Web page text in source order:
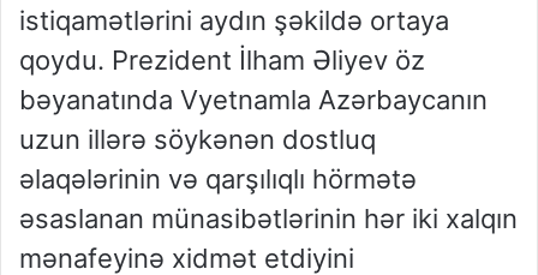
istiqamətlərini aydın şəkildə ortaya
qoydu. Prezident İlham Əliyev öz
bəyanatında Vyetnamla Azərbaycanın
uzun illərə söykənən dostluq
əlaqələrinin və qarşılıqlı hörmətə
əsaslanan münasibətlərinin hər iki xalqın
mənafeyinə xidmət etdiyini